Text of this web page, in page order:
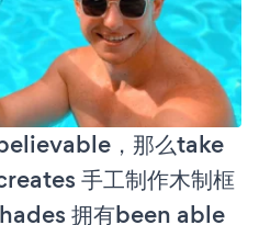
，那么take
手工制作木制框
拥有been able